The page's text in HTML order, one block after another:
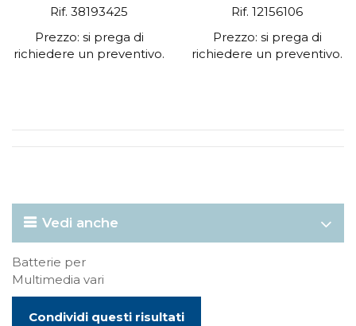
Rif. 38193425
Prezzo: si prega di
richiedere un preventivo.
Rif. 12156106
Prezzo: si prega di
richiedere un preventivo.
Vedi anche
Batterie per
Multimedia vari
Condividi questi risultati